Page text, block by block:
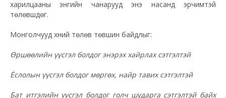
харилцааны энгийн чанарууд энэ насанд эрчимтэй
төлөвшдөг.
Монголчууд хүний төлөв төвшин байдлыг:
Өршөөлийн үүсгэл болдог энэрэх хайрлах сэтгэлтэй
Ёслолын үүсгэл болдог мөргөх, найр тавих сэтгэлтэй
Бат итгэлийн үүсгэл болдог голч шударга сэтгэлтэй байх